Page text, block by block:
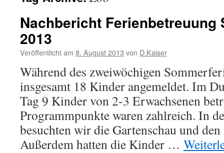
Nachbericht Ferienbetreuung
2013
Veröffentlicht am 8. August 2013 von D.Kaiser
Während des zweiwöchigen
insgesamt 18 Kinder angemeldet. Im
Tag 9 Kinder von 2-3 Erwachsenen
Programmpunkte waren zahlreich. In
besuchten wir die Gartenschau und
Außerdem hatten die Kinder …